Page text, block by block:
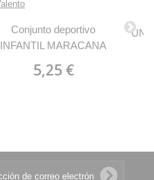
Conjunto deportivo
INFANTIL MARACANA
5,25 €